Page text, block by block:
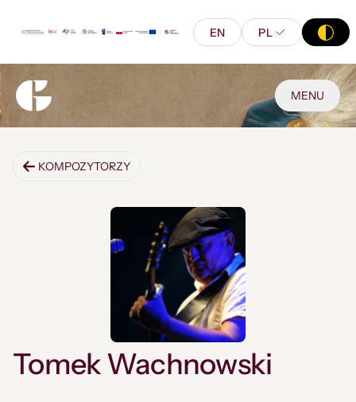
EN PL
MENU
KOMPOZYTORZY
Tomek Wachnowski